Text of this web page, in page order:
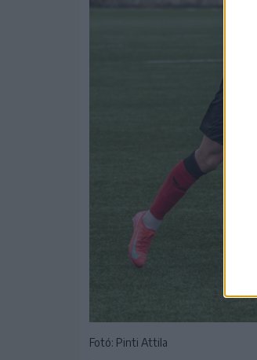
Fotó: Pinti Attila